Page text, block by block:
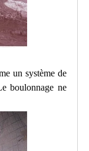
un système de
boulonnage ne